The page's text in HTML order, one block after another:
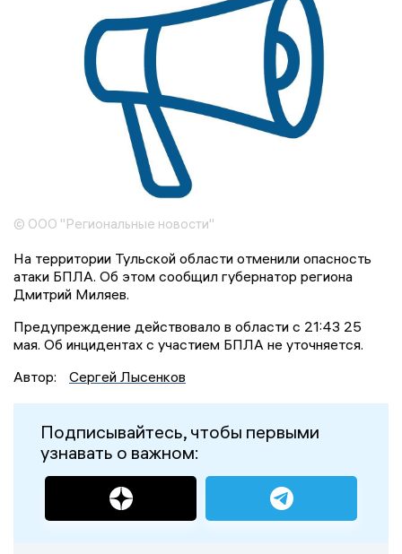
© ООО "Региональные новости"
На территории Тульской области отменили опасность
атаки БПЛА. Об этом сообщил губернатор региона
Дмитрий Миляев.
Предупреждение действовало в области с 21:43 25
мая. Об инцидентах с участием БПЛА не уточняется.
Автор:
Сергей Лысенков
Подписывайтесь, чтобы первыми
узнавать о важном: